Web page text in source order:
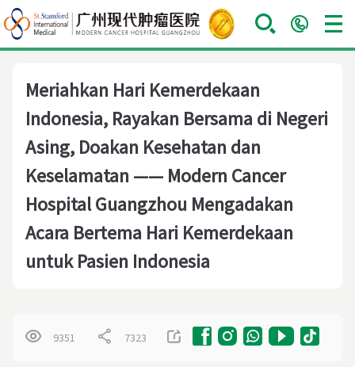
Meriahkan Hari Kemerdekaan
Indonesia, Rayakan Bersama di Negeri
Asing, Doakan Kesehatan dan
Keselamatan —— Modern Cancer
Hospital Guangzhou Mengadakan
Acara Bertema Hari Kemerdekaan
untuk Pasien Indonesia
9351 7323